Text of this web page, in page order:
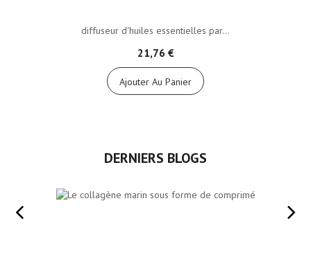
diffuseur d'huiles essentielles par...
21,76 €
Ajouter Au Panier
DERNIERS BLOGS